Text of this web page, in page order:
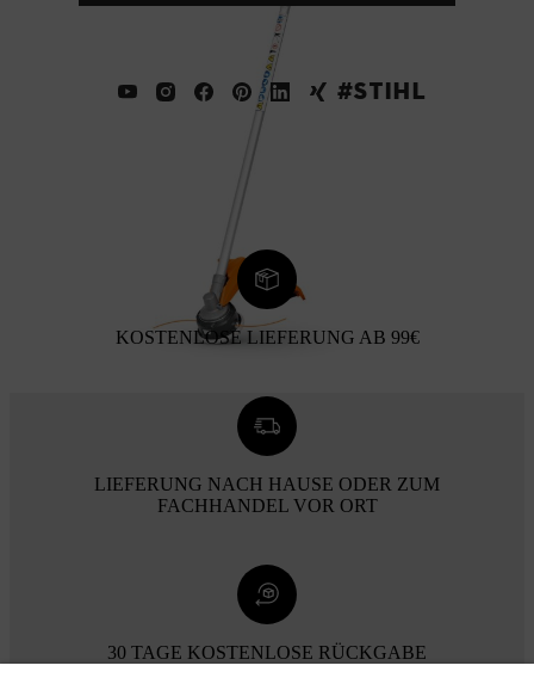
#STIHL
KOSTENLOSE LIEFERUNG AB 99€
LIEFERUNG NACH HAUSE ODER ZUM
FACHHANDEL VOR ORT
30 TAGE KOSTENLOSE RÜCKGABE